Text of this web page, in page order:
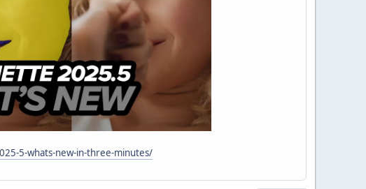
5-whats-new-in-three-minutes/